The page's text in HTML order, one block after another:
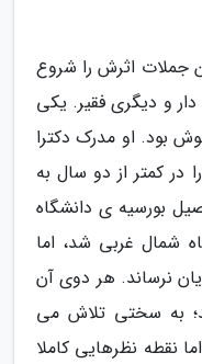
جملات اثرش را شروع
و دیگری فقیر. یکی
بود. او مدرک دکترا
در کمتر از دو سال به
بورسیه ی دانشگاه
شمال غربی شد، اما
نرساند. هر دوی آن
به سختی تلاش می
نقطه نظرهایی کاملا